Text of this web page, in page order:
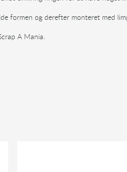
formen og derefter monteret med
A Mania.